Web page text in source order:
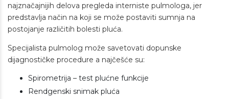
najznačajnijih delova pregleda interniste pulmologa, jer
predstavlja način na koji se može postaviti sumnja na
postojanje različitih bolesti pluća.
Specijalista pulmolog može savetovati dopunske
dijagnostičke procedure a najčešće su:
Spirometrija – test plućne funkcije
Rendgenski snimak pluća